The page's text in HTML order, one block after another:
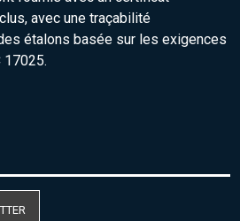
avec une traçabilité
étalons basée sur les exigences
17025.